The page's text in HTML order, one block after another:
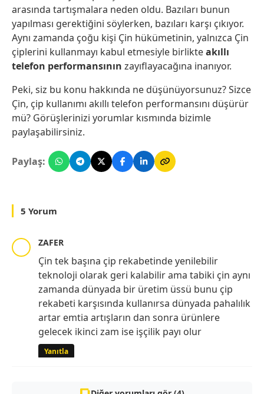
arasında tartışmalara neden oldu. Bazıları bunun
yapılması gerektiğini söylerken, bazıları karşı çıkıyor.
Aynı zamanda çoğu kişi Çin hükümetinin, yalnızca Çin
çiplerini kullanmayı kabul etmesiyle birlikteakıllı
telefon performansının zayıflayacağına inanıyor.
Peki, siz bu konu hakkında ne düşünüyorsunuz? Sizce
Çin, çip kullanımı akıllı telefon performansını düşürür
mü? Görüşlerinizi yorumlar kısmında bizimle
paylaşabilirsiniz.
Paylaş:
5 Yorum
ZAFER
Çin tek başına çip rekabetinde yenilebilir
teknoloji olarak geri kalabilir ama tabiki çin aynı
zamanda dünyada bir üretim üssü bunu çip
rekabeti karşısında kullanırsa dünyada pahalılık
artar emtia artışların dan sonra ürünlere
gelecek ikinci zam ise işçilik payı olur
Yanıtla